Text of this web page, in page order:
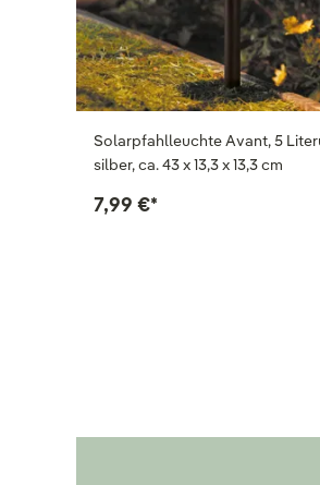
Solarpfahlleuchte Avant, 5
silber, ca. 43 x 13,3 x 13,3 cm
7,99 €*